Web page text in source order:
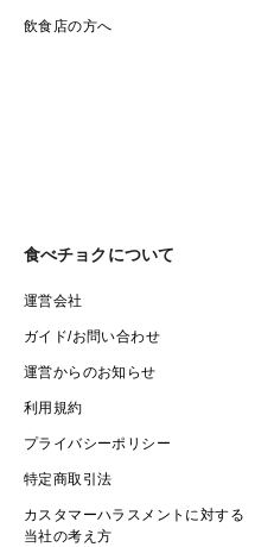
飲食店の方へ
食べチョクについて
運営会社
ガイド/お問い合わせ
運営からのお知らせ
利用規約
プライバシーポリシー
特定商取引法
カスタマーハラスメントに対する
当社の考え方